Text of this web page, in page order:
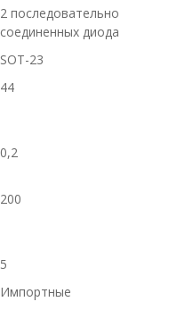
2 последовательно
соединенных диода
SOT-23
44
0,2
200
5
Импортные